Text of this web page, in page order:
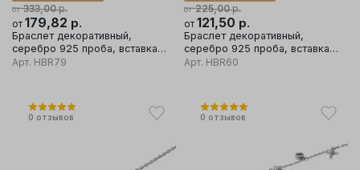
от 333,00р.
от 179,82 р.
Браслет декоративный,
серебро 925 проба, вставка
фианит
Арт. HBR79
от 225,00р.
от 121,50 р.
Браслет декоративный,
серебро 925 проба, вставка
перламутр
Арт. HBR60
0 отзывов 0 отзывов